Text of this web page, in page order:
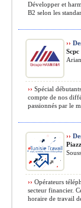
Développer et
B2 selon les
››
›› Spécial
compte de nos
passionnés par le
››
›› Opérateurs
secteur financier.
horaire de travail